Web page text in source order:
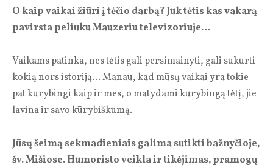
O kaip vaikai žiūri į tėčio darbą? Juk tėtis kas vakarą
pavirsta peliuku Mauzeriu televizoriuje…
Vaikams patinka, nes tėtis gali persimainyti, gali sukurti
kokią nors istoriją… Manau, kad mūsų vaikai yra tokie
pat kūrybingi kaip ir mes, o matydami kūrybingą tėtį, jie
lavina ir savo kūrybiškumą.
Jūsų šeimą sekmadieniais galima sutikti bažnyčioje,
šv. Mišiose. Humoristo veikla ir tikėjimas, pramogų